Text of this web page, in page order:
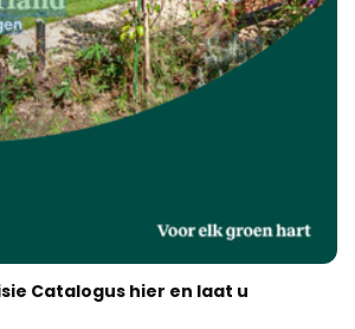
Catalogus hier en laat u